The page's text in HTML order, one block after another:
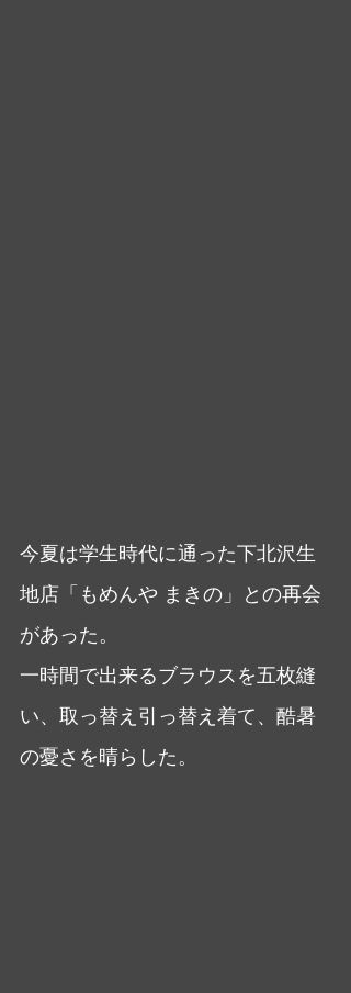
今夏は学生時代に通った下北沢生
地店「もめんや まきの」との再会
があった。
一時間で出来るブラウスを五枚縫
い、取っ替え引っ替え着て、酷暑
の憂さを晴らした。